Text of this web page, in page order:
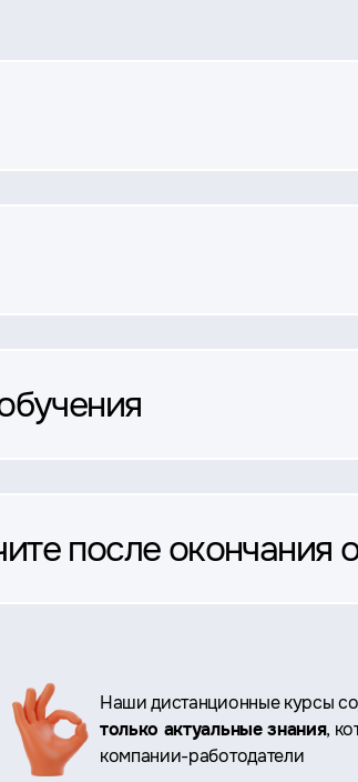
после окончания
Наши дистанционные курсы
только актуальные знания,
компании-работодатели